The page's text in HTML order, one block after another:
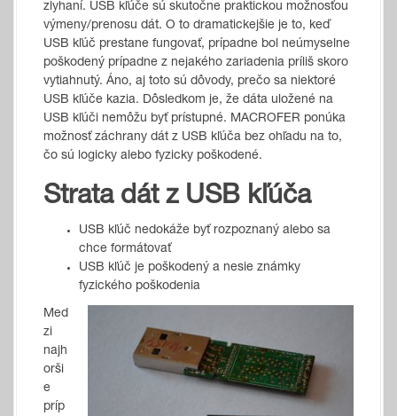
zlyhaní. USB kľúče sú skutočne praktickou možnosťou
výmeny/prenosu dát. O to dramatickejšie je to, keď
USB kľúč prestane fungovať, prípadne bol neúmyselne
poškodený prípadne z nejakého zariadenia príliš skoro
vytiahnutý. Áno, aj toto sú dôvody, prečo sa niektoré
USB kľúče kazia. Dôsledkom je, že dáta uložené na
USB kľúči nemôžu byť prístupné. MACROFER ponúka
možnosť záchrany dát z USB kľúča bez ohľadu na to,
čo sú logicky alebo fyzicky poškodené.
Strata dát z USB kľúča
USB kľúč nedokáže byť rozpoznaný alebo sa
chce formátovať
USB kľúč je poškodený a nesie známky
fyzického poškodenia
Med
zi
najh
orši
e
príp